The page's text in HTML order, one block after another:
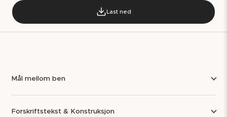
Last ned
Mål mellom ben
Forskriftstekst & Konstruksjon